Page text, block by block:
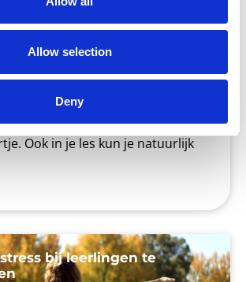
Allow selection
Deny
Valentijnsdag! Voor sommige
reden om hun (al dan niet geheime)
met een bos rode rozen of
Ook in je les kun je natuurlijk
bij leerlingen te